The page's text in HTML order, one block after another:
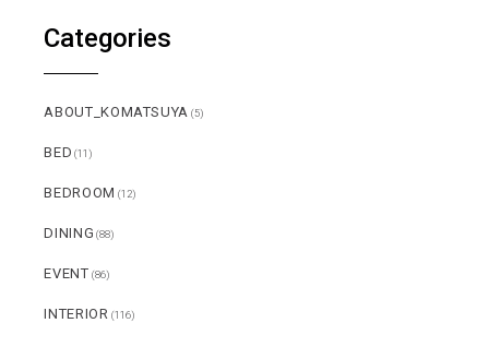
Categories
ABOUT_KOMATSUYA (5)
BED (11)
BEDROOM (12)
DINING (88)
EVENT (86)
INTERIOR (116)